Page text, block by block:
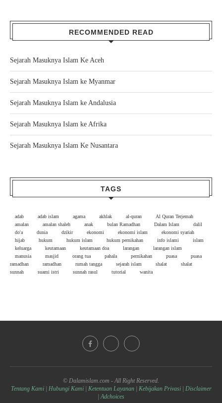
RECOMMENDED READ
Sejarah Masuknya Islam Ke Aceh
Sejarah Masuknya Islam ke Myanmar
Sejarah Masuknya Islam ke Andalusia
Sejarah Masuknya Islam ke Afrika
Sejarah Masuknya Islam Ke Nusantara
TAGS
adab adab islam agama akhlak al-quran
Al Quran Terjemah
amalan
amalan shaleh anak bulan Ramadhan Dalam Islam
dalil
do'a
dunia dzikir ekonomi ekonomi islam
ekonomi syariah
hijab
hukum hukum islam hukum pernikahan info islami
islam
keluarga
keutamaan keutamaan doa larangan
larangan islam
manusia
masjid orang tua pahala pernikahan puasa
puasa
ramadhan
ramadhan rumah tangga sejarah islam shalat
shalat
sunnah
suami istri sunnah rasul tutorial wanita
© Dalamislam.com - All Right Reserved.
Tentang Kami
Hubungi Kami| Ketentuan Layanan| Kebijakan Privasi| Disclaimer
|Adchoices